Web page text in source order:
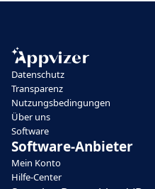
Datenschutz
Transparenz
Nutzungsbedingungen
Über uns
Software
Software-Anbieter
Mein Konto
Hilfe-Center